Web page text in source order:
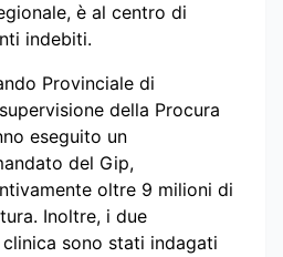
è al centro di
indebiti.
Provinciale di
della Procura
eseguito un
del Gip,
oltre 9 milioni di
Inoltre, i due
sono stati indagati